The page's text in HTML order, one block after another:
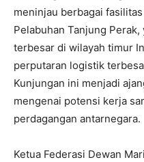
meninjau berbagai
Pelabuhan Tanjung
terbesar di wilayah timur
perputaran logistik
Kunjungan ini menjadi
mengenai potensi kerja
perdagangan antarnegara.
Ketua Federasi Dewan